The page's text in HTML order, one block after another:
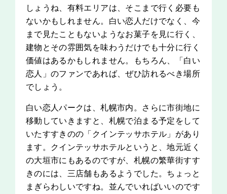
しょうね、有料エリアは、そこまで行く必要も
ないかもしれません。白い恋人だけでなく、今
まで見たこともないようなお菓子を見に行く、
建物とその雰囲気を味わうだけでも十分に行く
価値はあるかもしれません。もちろん、「白い
恋人」のファンであれば、ぜひ訪れるべき場所
でしょう。
白い恋人パークは、札幌市内。さらに市街地に
移動していきますと、札幌で泊まる予定をして
いたすすきのの「クインテッサホテル」があり
ます。クインテッサホテルというと、地元近く
の大垣市にもあるのですが、札幌の繁華街すす
きのには、三店舗もあるようでした。ちょっと
まぎらわしいですね。並んでいればいいのです